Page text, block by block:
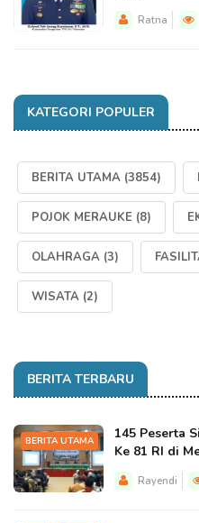
Ratna
KATEGORI POPULER
BERITA UTAMA (3854)
POJOK MERAUKE (8)
OLAHRAGA (3)
WISATA (2)
BERITA TERBARU
BERITA UTAMA
145 Peserta
Ke 81 RI di
Rayendi